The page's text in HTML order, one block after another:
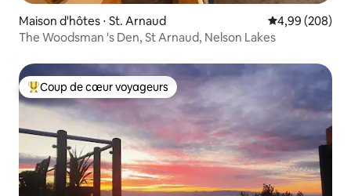
Maison d'hôtes ⋅ St. Arnaud Évaluation
4,99 (208)
The Woodsman 's Den, St Arnaud, Nelson Lakes
Coups de cœur voyageurs les plus appréciés
Coup de cœur voyageurs